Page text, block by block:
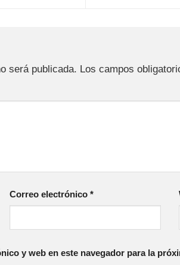
será publicada. Los campos
Correo electrónico*
y web en este navegador para la